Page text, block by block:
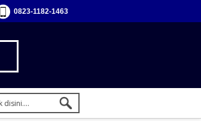
0823-1182-1463